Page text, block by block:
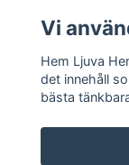
Sociala medier
Vi
Hem Ljuva
det innehåll
bästa